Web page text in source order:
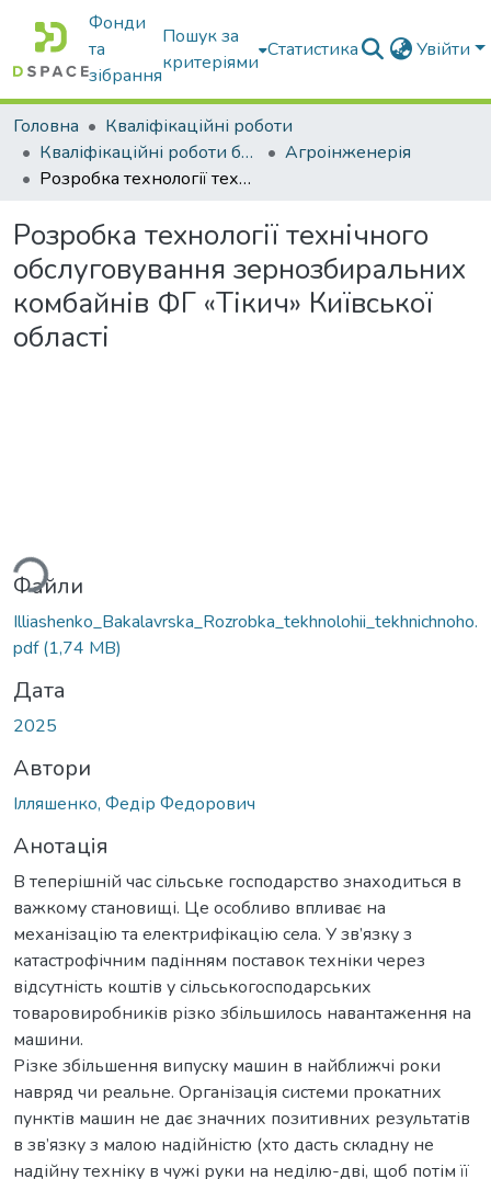
Фонди
та
зібрання
Пошук за
критеріями
Статистика Увійти
Головна
Кваліфікаційні роботи
Кваліфікаційні роботи бакалаврів
Агроінженерія
Розробка технології технічного обслуговування зернозбиральних комбайнів ФГ «Тікич» Київської області
Розробка технології технічного
обслуговування зернозбиральних
комбайнів ФГ «Тікич» Київської
області
Файли
Illiashenko_Bakalavrska_Rozrobka_tekhnolohii_tekhnichnoho.
pdf(1,74 MB)
Дата
2025
Автори
Ілляшенко, Федір Федорович
Анотація
В теперішній час сільське господарство знаходиться в
важкому становищі. Це особливо впливає на
механізацію та електрифікацію села. У зв’язку з
катастрофічним падінням поставок техніки через
відсутність коштів у сільськогосподарських
товаровиробників різко збільшилось навантаження на
машини.
Різке збільшення випуску машин в найближчі роки
навряд чи реальне. Організація системи прокатних
пунктів машин не дає значних позитивних результатів
в зв’язку з малою надійністю (хто дасть складну не
надійну техніку в чужі руки на неділю-дві, щоб потім її